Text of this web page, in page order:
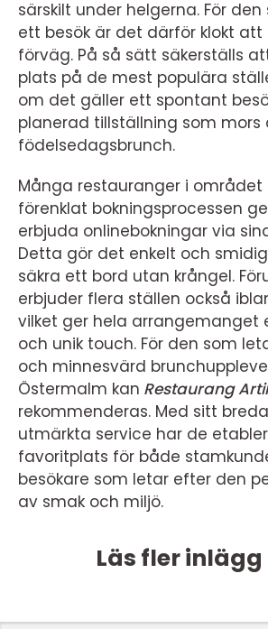
särskilt under helgerna. För
ett besök är det därför klokt att
förväg. På så sätt säkerställs
plats på de mest populära
om det gäller ett spontant
planerad tillställning som mors
födelsedagsbrunch.
Många restauranger i området
förenklat bokningsprocessen
erbjuda onlinebokningar via
Detta gör det enkelt och
säkra ett bord utan krångel.
erbjuder flera ställen också
vilket ger hela arrangemanget
och unik touch. För den som
och minnesvärd
Östermalm kan Restaurang
rekommenderas. Med sitt
utmärkta service har de
favoritplats för både
besökare som letar efter den
av smak och miljö.
Läs fler